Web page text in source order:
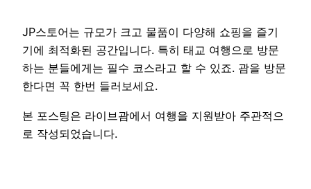
JP스토어는 규모가 크고 물품이 다양해 쇼핑을 즐기
기에 최적화된 공간입니다. 특히 태교 여행으로 방문
하는 분들에게는 필수 코스라고 할 수 있죠. 괌을 방문
한다면 꼭 한번 들러보세요.
본 포스팅은 라이브괌에서 여행을 지원받아 주관적으
로 작성되었습니다.